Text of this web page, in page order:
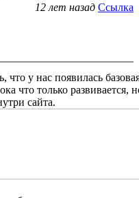
12 лет назад Ссылка
у нас появилась
что только развивается,
сайта.